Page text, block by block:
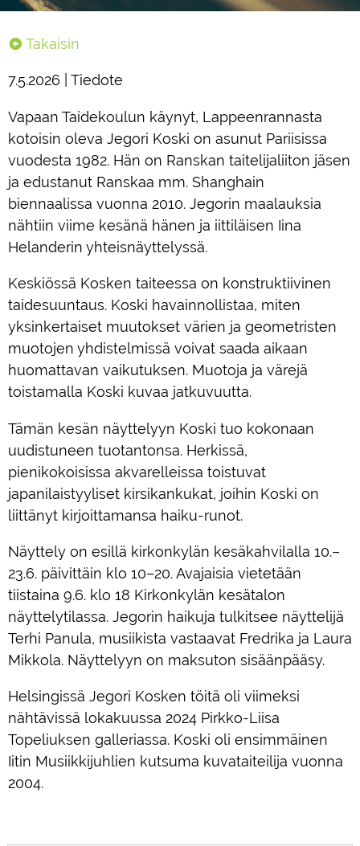
Takaisin
7.5.2026 | Tiedote
Vapaan Taidekoulun käynyt, Lappeenrannasta
kotoisin oleva Jegori Koski on asunut Pariisissa
vuodesta 1982. Hän on Ranskan taitelijaliiton jäsen
ja edustanut Ranskaa mm. Shanghain
biennaalissa vuonna 2010. Jegorin maalauksia
nähtiin viime kesänä hänen ja iittiläisen Iina
Helanderin yhteisnäyttelyssä.
Keskiössä Kosken taiteessa on konstruktiivinen
taidesuuntaus. Koski havainnollistaa, miten
yksinkertaiset muutokset värien ja geometristen
muotojen yhdistelmissä voivat saada aikaan
huomattavan vaikutuksen. Muotoja ja värejä
toistamalla Koski kuvaa jatkuvuutta.
Tämän kesän näyttelyyn Koski tuo kokonaan
uudistuneen tuotantonsa. Herkissä,
pienikokoisissa akvarelleissa toistuvat
japanilaistyyliset kirsikankukat, joihin Koski on
liittänyt kirjoittamansa haiku-runot.
Näyttely on esillä kirkonkylän kesäkahvilalla 10.–
23.6. päivittäin klo 10–20. Avajaisia vietetään
tiistaina 9.6. klo 18 Kirkonkylän kesätalon
näyttelytilassa. Jegorin haikuja tulkitsee näyttelijä
Terhi Panula, musiikista vastaavat Fredrika ja Laura
Mikkola. Näyttelyyn on maksuton sisäänpääsy.
Helsingissä Jegori Kosken töitä oli viimeksi
nähtävissä lokakuussa 2024 Pirkko-Liisa
Topeliuksen galleriassa. Koski oli ensimmäinen
Iitin Musiikkijuhlien kutsuma kuvataiteilija vuonna
2004.